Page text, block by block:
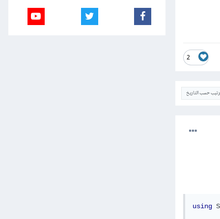
2
حسب التاريخ
using